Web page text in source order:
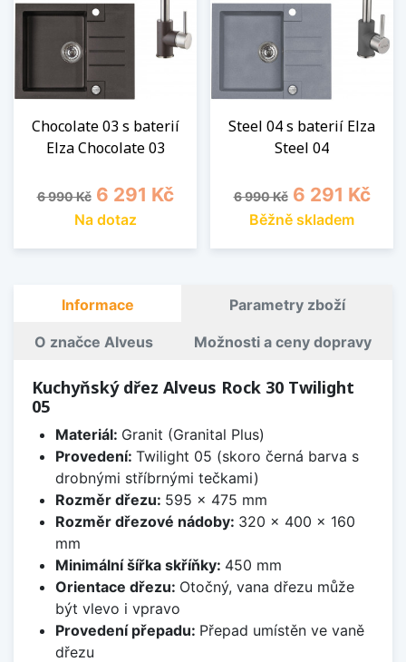
Chocolate 03 s baterií
Elza Chocolate 03
Běžná cena
6 990 Kč Cena
6 291 Kč
Na dotaz
Steel 04 s baterií Elza
Steel 04
Běžná cena
6 990 Kč Cena
6 291 Kč
Běžně skladem
Informace Parametry zboží
O značce Alveus Možnosti a ceny dopravy
Kuchyňský dřez Alveus Rock 30 Twilight
05
Materiál: Granit (Granital Plus)
Provedení: Twilight 05 (skoro černá barva s
drobnými stříbrnými tečkami)
Rozměr dřezu: 595 x 475 mm
Rozměr dřezové nádoby: 320 x 400 x 160
mm
Minimální šířka skříňky: 450 mm
Orientace dřezu: Otočný, vana dřezu může
být vlevo i vpravo
Provedení přepadu: Přepad umístěn ve vaně
dřezu